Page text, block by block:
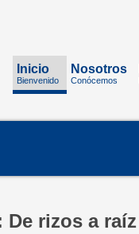
Inicio
Bienvenido
Nosotros
Conócemos
rizos a raíz